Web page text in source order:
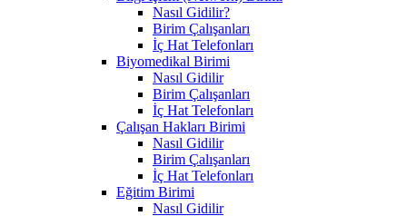
Nasıl Gidilir?
Birim Çalışanları
İç Hat Telefonları
Biyomedikal Birimi
Nasıl Gidilir
Birim Çalışanları
İç Hat Telefonları
Çalışan Hakları Birimi
Nasıl Gidilir
Birim Çalışanları
İç Hat Telefonları
Eğitim Birimi
Nasıl Gidilir